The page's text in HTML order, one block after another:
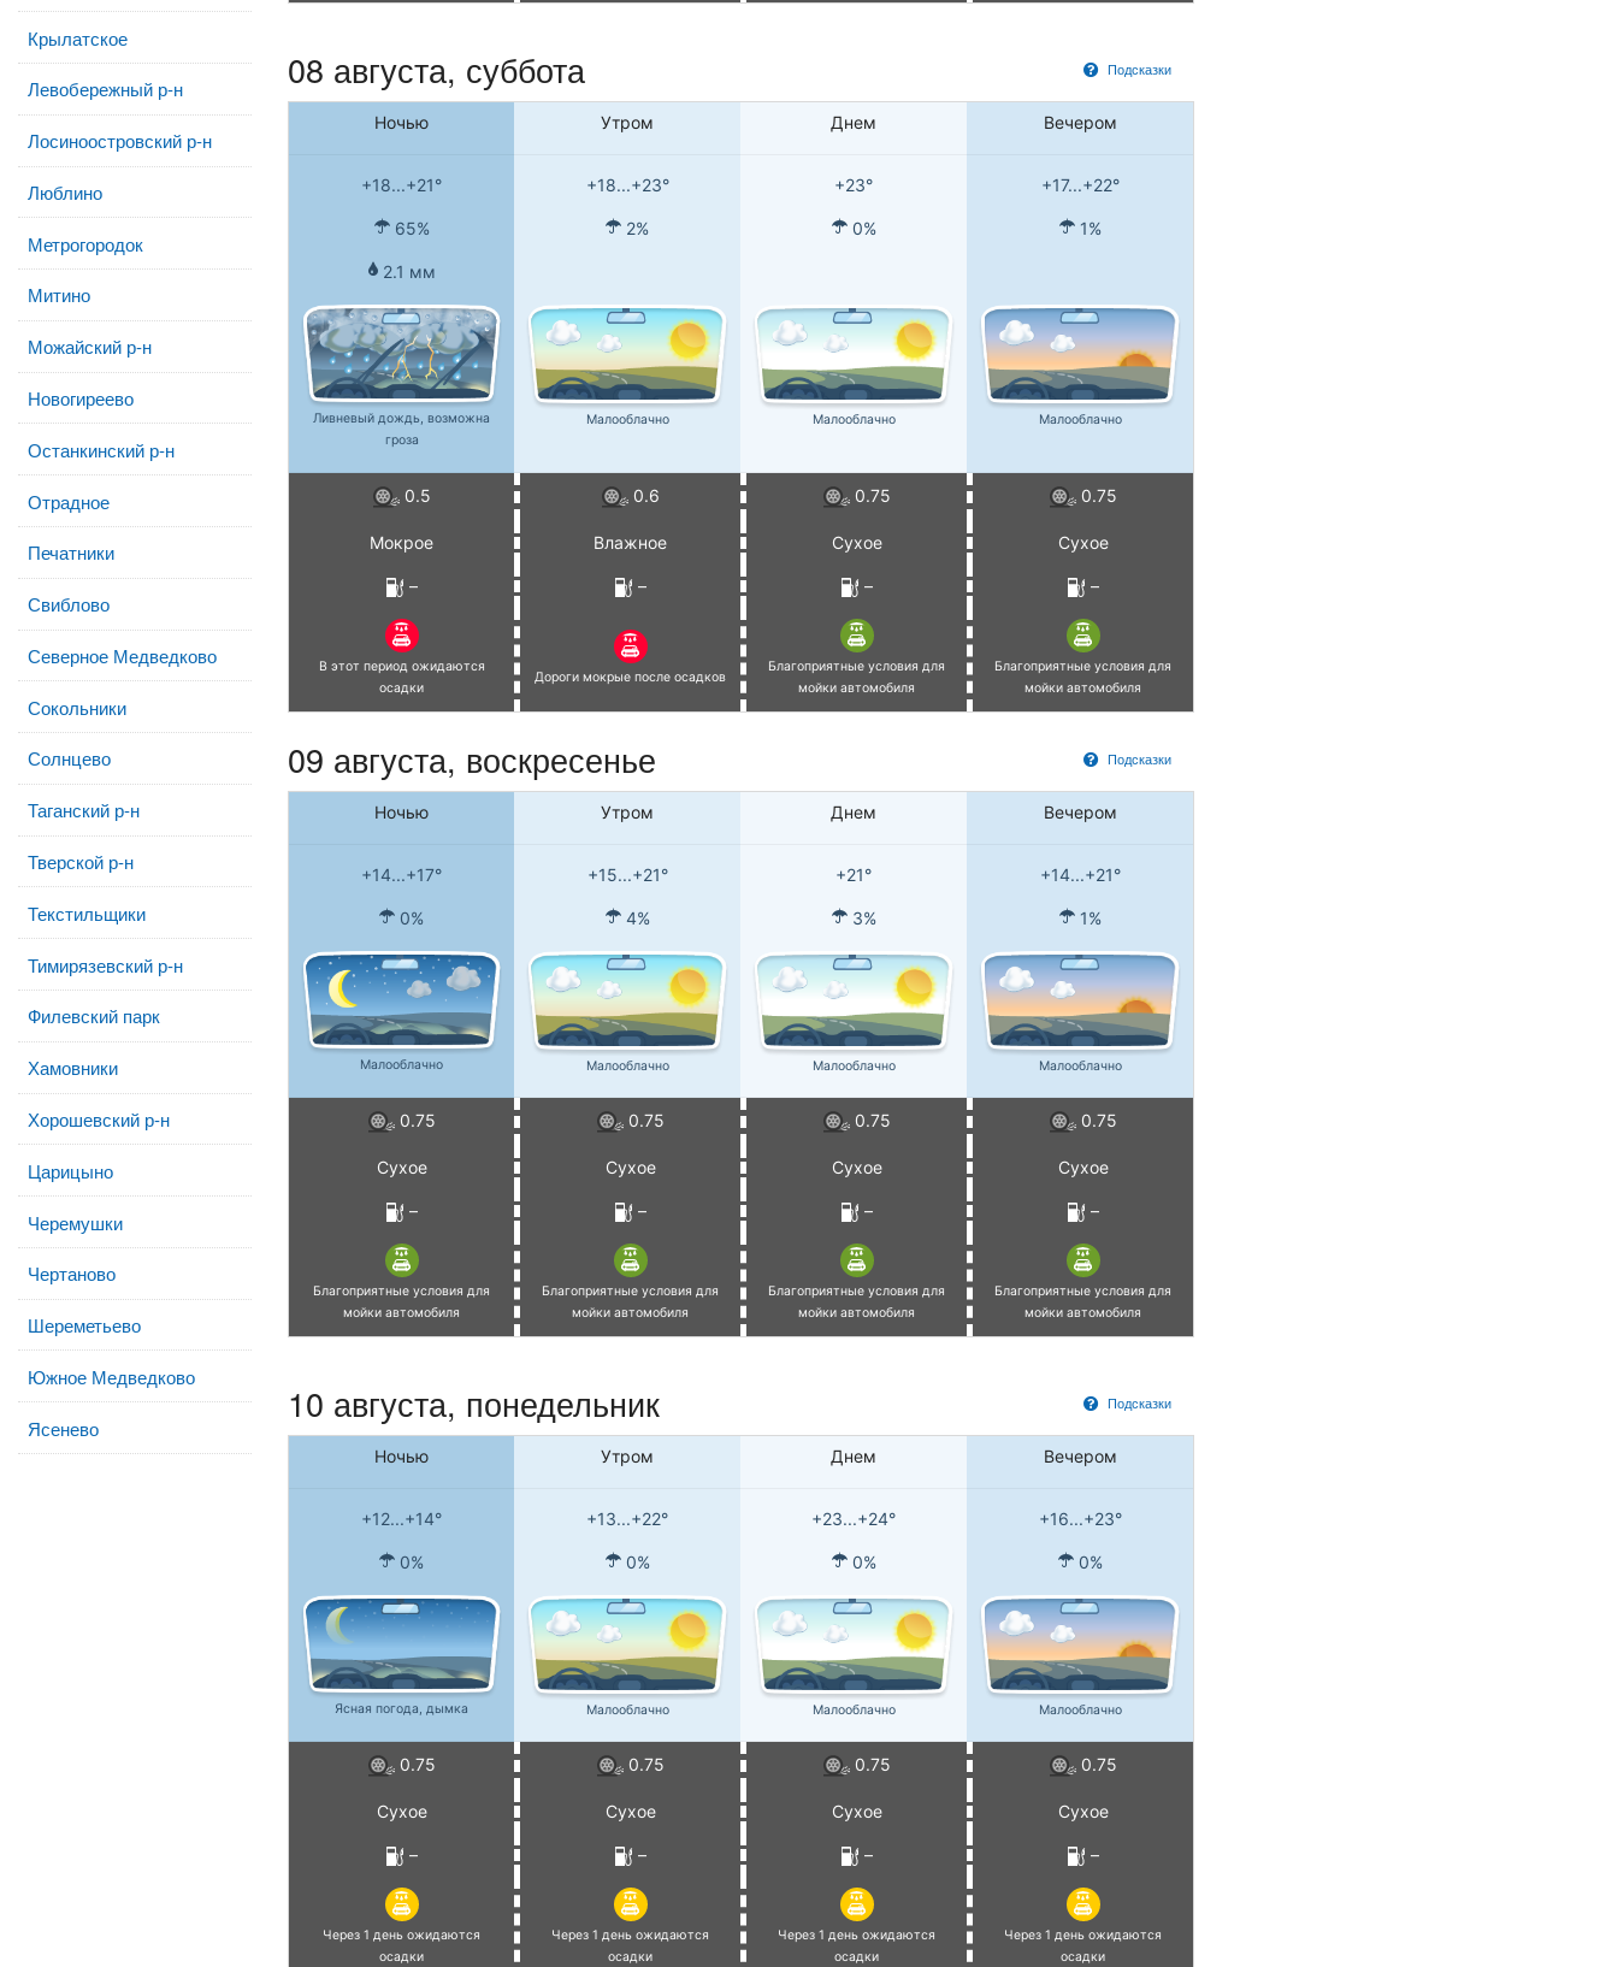
Крылатское
Левобережный р-н
Лосиноостровский р-н
Люблино
Метрогородок
Митино
Можайский р-н
Новогиреево
Останкинский р-н
Отрадное
Печатники
Свиблово
Северное Медведково
Сокольники
Солнцево
Таганский р-н
Тверской р-н
Текстильщики
Тимирязевский р-н
Филевский парк
Хамовники
Хорошевский р-н
Царицыно
Черемушки
Чертаново
Шереметьево
Южное Медведково
Ясенево
Подсказки
08 августа, суббота
Ночью Утром Днем Вечером
+18...+21° +18...+23° +23° +17...+22°
65% 2% 0% 1%
2.1 мм
Ливневый дождь, возможна
гроза
Малооблачно Малооблачно Малооблачно
0.5 0.6 0.75 0.75
Мокрое Влажное Сухое Сухое
– – – –
В этот период ожидаются
осадки
Дороги мокрые после осадков
Благоприятные условия для
мойки автомобиля
Благоприятные условия для
мойки автомобиля
Подсказки
09 августа, воскресенье
Ночью Утром Днем Вечером
+14...+17° +15...+21° +21° +14...+21°
0% 4% 3% 1%
Малооблачно Малооблачно Малооблачно Малооблачно
0.75 0.75 0.75 0.75
Сухое Сухое Сухое Сухое
– – – –
Благоприятные условия для
мойки автомобиля
Благоприятные условия для
мойки автомобиля
Благоприятные условия для
мойки автомобиля
Благоприятные условия для
мойки автомобиля
Подсказки
10 августа, понедельник
Ночью Утром Днем Вечером
+12...+14° +13...+22° +23...+24° +16...+23°
0% 0% 0% 0%
Ясная погода, дымка Малооблачно Малооблачно Малооблачно
0.75 0.75 0.75 0.75
Сухое Сухое Сухое Сухое
– – – –
Через 1 день ожидаются
осадки
Через 1 день ожидаются
осадки
Через 1 день ожидаются
осадки
Через 1 день ожидаются
осадки